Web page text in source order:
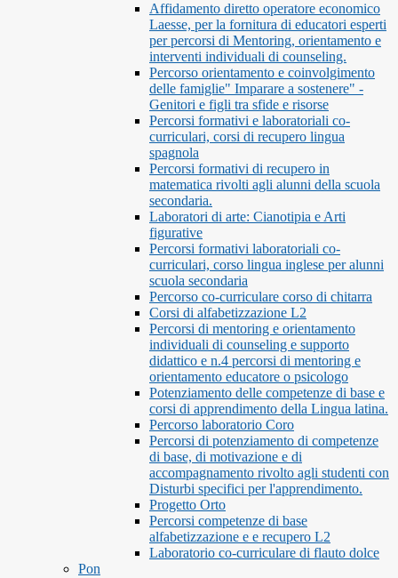
Affidamento diretto operatore economico
Laesse, per la fornitura di educatori esperti
per percorsi di Mentoring, orientamento e
interventi individuali di counseling.
Percorso orientamento e coinvolgimento
delle famiglie" Imparare a sostenere" -
Genitori e figli tra sfide e risorse
Percorsi formativi e laboratoriali co-
curriculari, corsi di recupero lingua
spagnola
Percorsi formativi di recupero in
matematica rivolti agli alunni della scuola
secondaria.
Laboratori di arte: Cianotipia e Arti
figurative
Percorsi formativi laboratoriali co-
curriculari, corso lingua inglese per alunni
scuola secondaria
Percorso co-curriculare corso di chitarra
Corsi di alfabetizzazione L2
Percorsi di mentoring e orientamento
individuali di counseling e supporto
didattico e n.4 percorsi di mentoring e
orientamento educatore o psicologo
Potenziamento delle competenze di base e
corsi di apprendimento della Lingua latina.
Percorso laboratorio Coro
Percorsi di potenziamento di competenze
di base, di motivazione e di
accompagnamento rivolto agli studenti con
Disturbi specifici per l'apprendimento.
Progetto Orto
Percorsi competenze di base
alfabetizzazione e e recupero L2
Laboratorio co-curriculare di flauto dolce
Pon